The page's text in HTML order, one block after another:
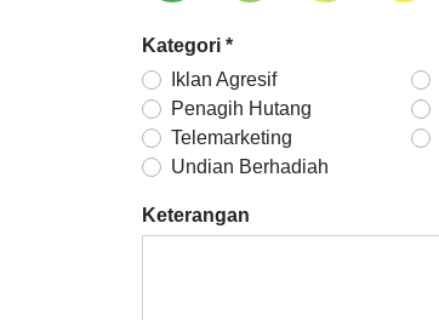
Kategori *
Iklan Agresif
Penagih Hutang
Telemarketing
Undian Berhadiah
Keterangan